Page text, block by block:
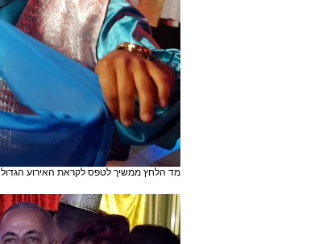
מד הלחץ ממשיך לטפס לקראת האירוע הגדול